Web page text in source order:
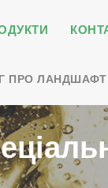
ПРО ЛАНДШАФТ